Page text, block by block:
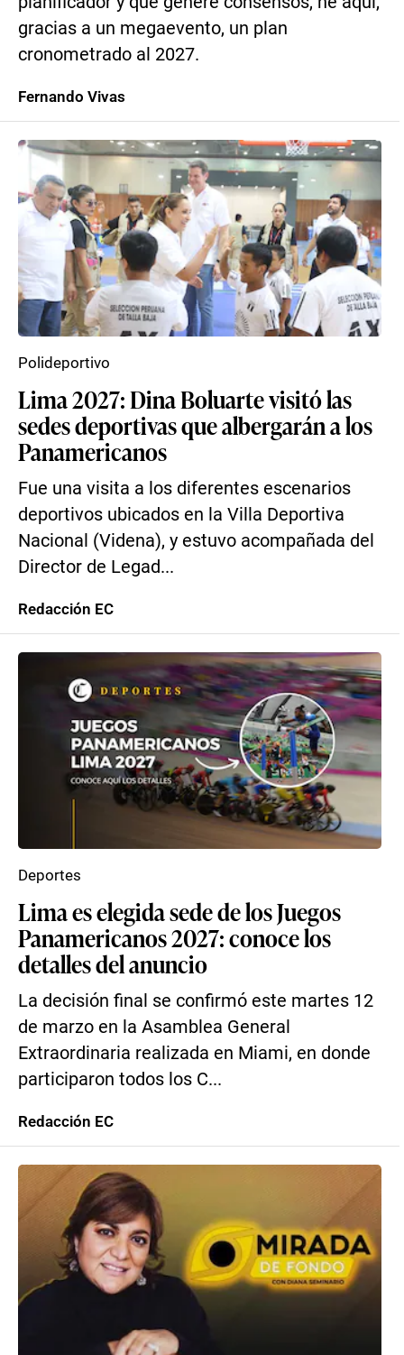
gracias a un megaevento, un plan
cronometrado al 2027.
Fernando Vivas
Lima 2027: Dina Boluarte visitó las
sedes deportivas que albergarán a los
Panamericanos
Fue una visita a los diferentes escenarios
deportivos ubicados en la Villa Deportiva
Nacional (Videna), y estuvo acompañada del
Director de Legad...
Polideportivo
Redacción EC
Lima es elegida sede de los Juegos
Panamericanos 2027: conoce los
detalles del anuncio
La decisión final se confirmó este martes 12
de marzo en la Asamblea General
Extraordinaria realizada en Miami, en donde
participaron todos los C...
Deportes
Redacción EC